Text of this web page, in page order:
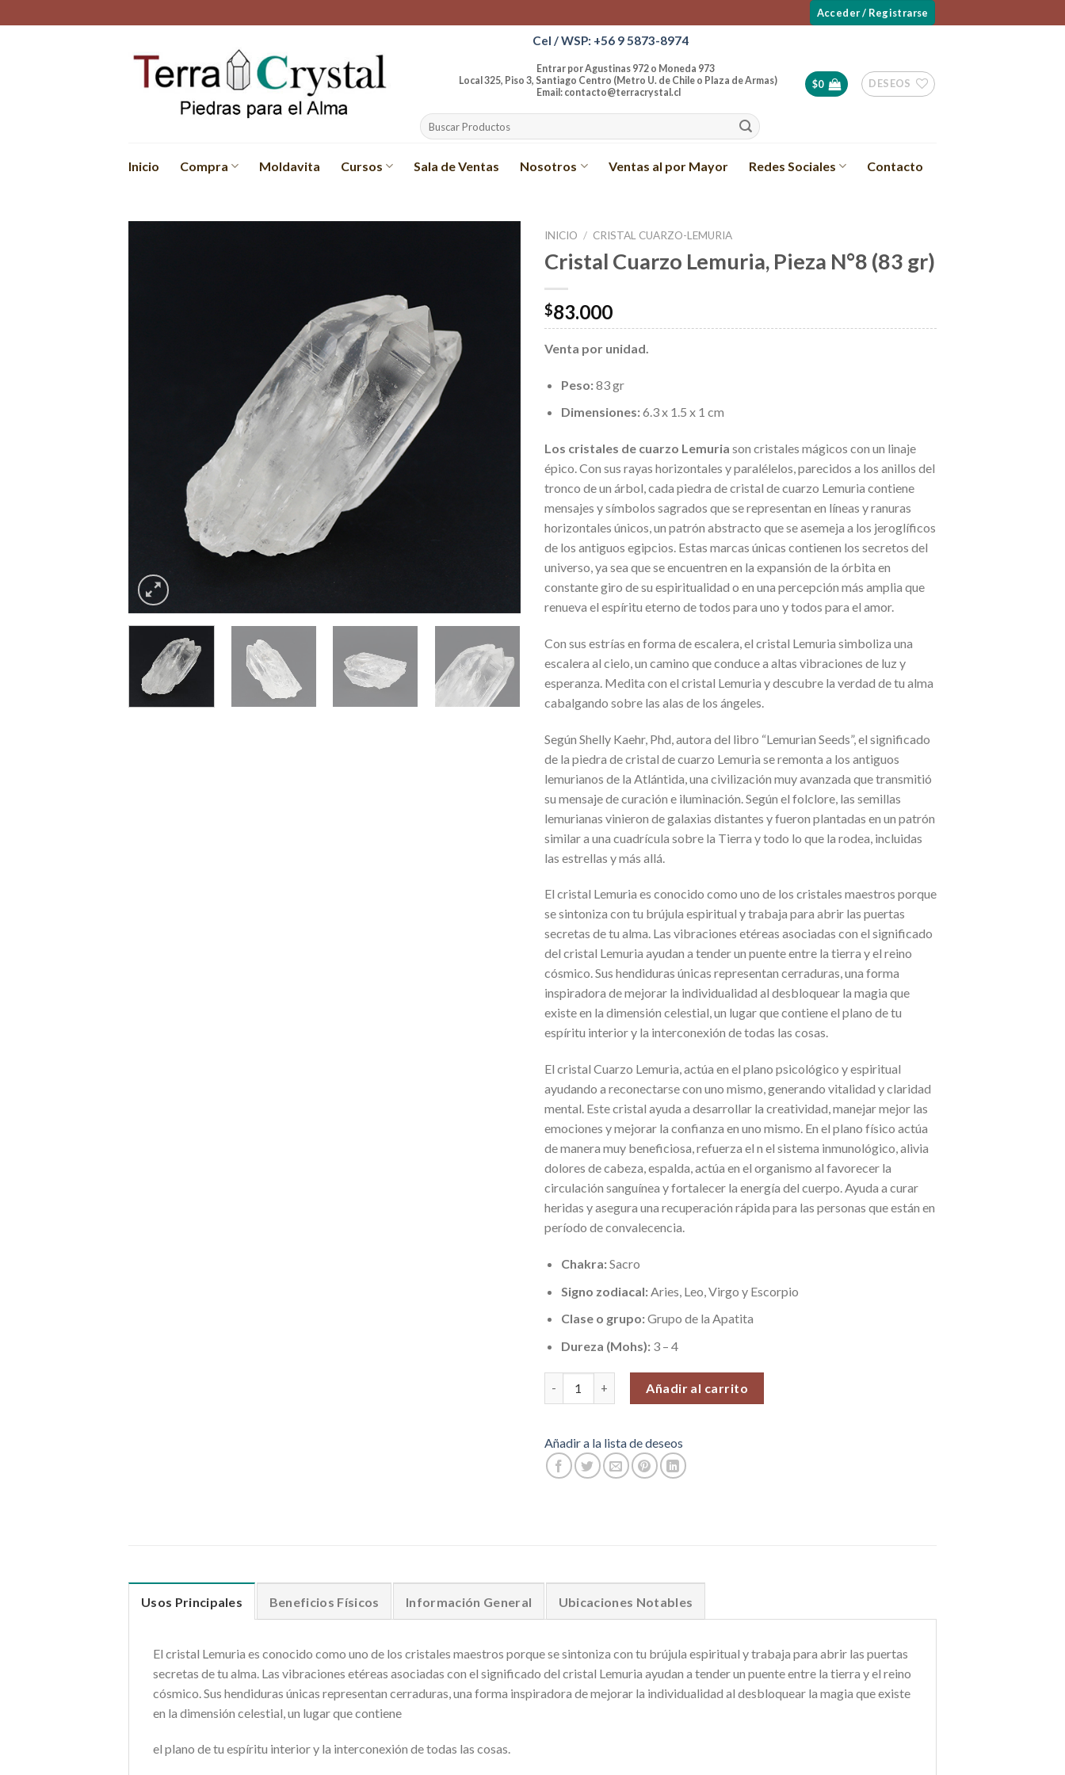
to
Acceder / Registrarse
Cel / WSP: +56 9 5873-8974
Entrar por Agustinas 972 o Moneda 973
Local 325, Piso 3, Santiago Centro (Metro U. de Chile o Plaza de Armas)
Email: contacto@terracrystal.cl
Buscar
por:
$0 DESEOS
Inicio Compra Moldavita Cursos Sala de Ventas Nosotros Ventas al por Mayor Redes Sociales Contacto
INICIO / CRISTAL CUARZO-LEMURIA
Cristal Cuarzo Lemuria, Pieza N°8 (83 gr)
$83.000
Venta por unidad.
Peso:83 gr
Dimensiones:6.3 x 1.5 x 1 cm
Los cristales de cuarzo Lemuria son cristales mágicos con un linaje
épico. Con sus rayas horizontales y paralélelos, parecidos a los anillos del
tronco de un árbol, cada piedra de cristal de cuarzo Lemuria contiene
mensajes y símbolos sagrados que se representan en líneas y ranuras
horizontales únicos, un patrón abstracto que se asemeja a los jeroglíficos
de los antiguos egipcios. Estas marcas únicas contienen los secretos del
universo, ya sea que se encuentren en la expansión de la órbita en
constante giro de su espiritualidad o en una percepción más amplia que
renueva el espíritu eterno de todos para uno y todos para el amor.
Con sus estrías en forma de escalera, el cristal Lemuria simboliza una
escalera al cielo, un camino que conduce a altas vibraciones de luz y
esperanza. Medita con el cristal Lemuria y descubre la verdad de tu alma
cabalgando sobre las alas de los ángeles.
Según Shelly Kaehr, Phd, autora del libro “Lemurian Seeds”, el significado
de la piedra de cristal de cuarzo Lemuria se remonta a los antiguos
lemurianos de la Atlántida, una civilización muy avanzada que transmitió
su mensaje de curación e iluminación. Según el folclore, las semillas
lemurianas vinieron de galaxias distantes y fueron plantadas en un patrón
similar a una cuadrícula sobre la Tierra y todo lo que la rodea, incluidas
las estrellas y más allá.
El cristal Lemuria es conocido como uno de los cristales maestros porque
se sintoniza con tu brújula espiritual y trabaja para abrir las puertas
secretas de tu alma. Las vibraciones etéreas asociadas con el significado
del cristal Lemuria ayudan a tender un puente entre la tierra y el reino
cósmico. Sus hendiduras únicas representan cerraduras, una forma
inspiradora de mejorar la individualidad al desbloquear la magia que
existe en la dimensión celestial, un lugar que contiene el plano de tu
espíritu interior y la interconexión de todas las cosas.
El cristal Cuarzo Lemuria, actúa en el plano psicológico y espiritual
ayudando a reconectarse con uno mismo, generando vitalidad y claridad
mental. Este cristal ayuda a desarrollar la creatividad, manejar mejor las
emociones y mejorar la confianza en uno mismo. En el plano físico actúa
de manera muy beneficiosa, refuerza el n el sistema inmunológico, alivia
dolores de cabeza, espalda, actúa en el organismo al favorecer la
circulación sanguínea y fortalecer la energía del cuerpo. Ayuda a curar
heridas y asegura una recuperación rápida para las personas que están en
período de convalecencia.
Chakra:Sacro
Signo zodiacal: Aries, Leo, Virgo y Escorpio
Clase o grupo:Grupo de la Apatita
Dureza (Mohs): 3 – 4
Añadir al carrito
Añadir a la lista de deseos
Usos Principales Beneficios Físicos Información General Ubicaciones Notables
El cristal Lemuria es conocido como uno de los cristales maestros porque se sintoniza con tu brújula espiritual y trabaja para abrir las puertas
secretas de tu alma. Las vibraciones etéreas asociadas con el significado del cristal Lemuria ayudan a tender un puente entre la tierra y el reino
cósmico. Sus hendiduras únicas representan cerraduras, una forma inspiradora de mejorar la individualidad al desbloquear la magia que existe
en la dimensión celestial, un lugar que contiene
el plano de tu espíritu interior y la interconexión de todas las cosas.